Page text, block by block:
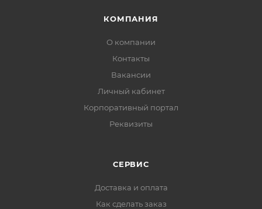
КОМПАНИЯ
О компании
Контакты
Вакансии
Личный кабинет
Корпоративный портал
Реквизиты
СЕРВИС
Доставка и оплата
Как сделать заказ